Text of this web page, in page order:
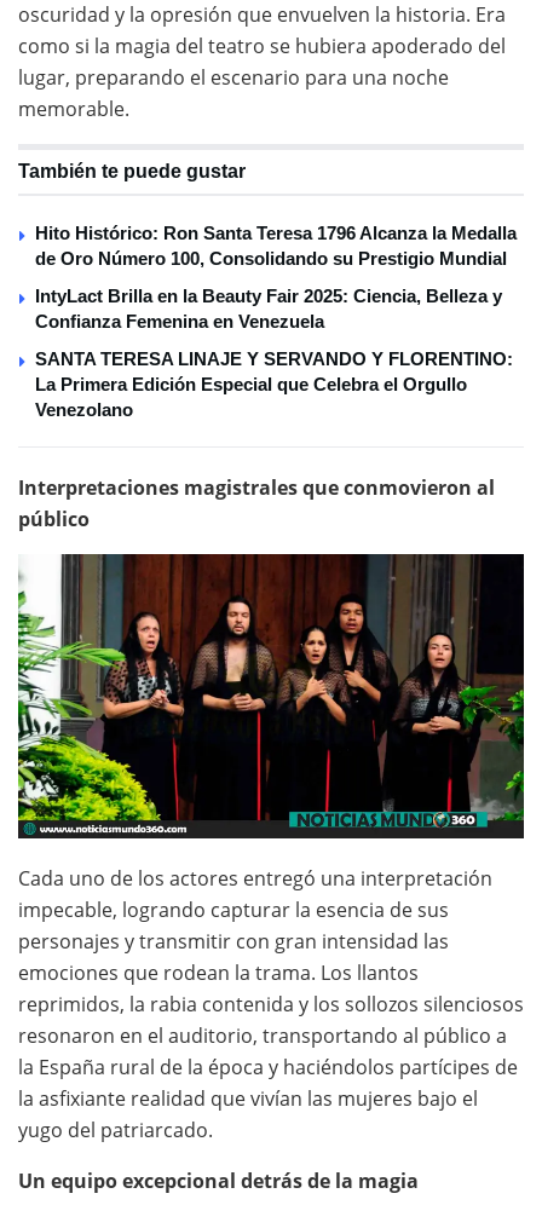
oscuridad y la opresión que envuelven la historia. Era
como si la magia del teatro se hubiera apoderado del
lugar, preparando el escenario para una noche
memorable.
También te puede gustar
Hito Histórico: Ron Santa Teresa 1796 Alcanza la Medalla
de Oro Número 100, Consolidando su Prestigio Mundial
IntyLact Brilla en la Beauty Fair 2025: Ciencia, Belleza y
Confianza Femenina en Venezuela
SANTA TERESA LINAJE Y SERVANDO Y FLORENTINO:
La Primera Edición Especial que Celebra el Orgullo
Venezolano
Interpretaciones magistrales que conmovieron al
público
Cada uno de los actores entregó una interpretación
impecable, logrando capturar la esencia de sus
personajes y transmitir con gran intensidad las
emociones que rodean la trama. Los llantos
reprimidos, la rabia contenida y los sollozos silenciosos
resonaron en el auditorio, transportando al público a
la España rural de la época y haciéndolos partícipes de
la asfixiante realidad que vivían las mujeres bajo el
yugo del patriarcado.
Un equipo excepcional detrás de la magia